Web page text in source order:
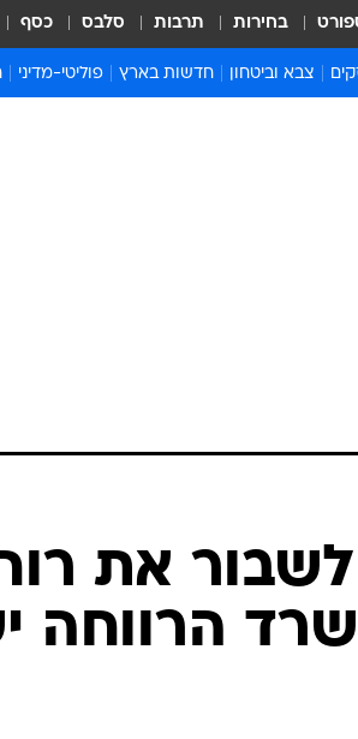
בחירות תרבות סלבס כסף
צבא וביטחון חדשות בארץ פוליטי-מדיני
הרווחה